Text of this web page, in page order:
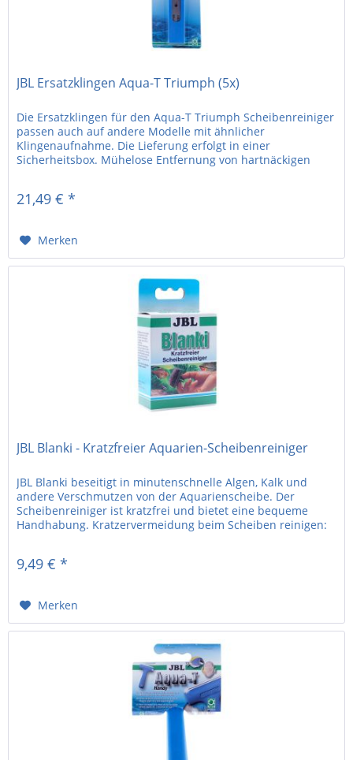
JBL Ersatzklingen Aqua-T Triumph (5x)
Die Ersatzklingen für den Aqua-T Triumph Scheibenreiniger
passen auch auf andere Modelle mit ähnlicher
Klingenaufnahme. Die Lieferung erfolgt in einer
Sicherheitsbox. Mühelose Entfernung von hartnäckigen
21,49 € *
Merken
JBL Blanki - Kratzfreier Aquarien-Scheibenreiniger
JBL Blanki beseitigt in minutenschnelle Algen, Kalk und
andere Verschmutzen von der Aquarienscheibe. Der
Scheibenreiniger ist kratzfrei und bietet eine bequeme
Handhabung. Kratzervermeidung beim Scheiben reinigen:
9,49 € *
Merken